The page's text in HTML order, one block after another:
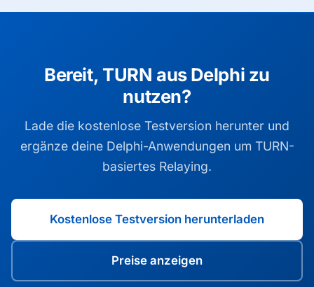
Bereit, TURN aus Delphi zu
nutzen?
Lade die kostenlose Testversion herunter und
ergänze deine Delphi-Anwendungen um TURN-
basiertes Relaying.
Kostenlose Testversion herunterladen
Preise anzeigen